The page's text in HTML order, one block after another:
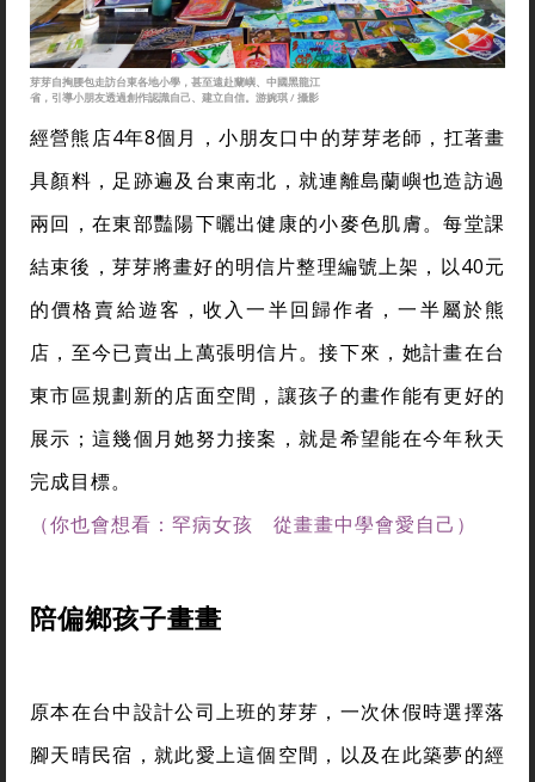
芽芽自掏腰包走訪台東各地小學，甚至遠赴蘭嶼、中國黑龍江
省，引導小朋友透過創作認識自己、建立自信。游婉琪 / 攝影
經營熊店4年8個月，小朋友口中的芽芽老師，扛著畫
具顏料，足跡遍及台東南北，就連離島蘭嶼也造訪過
兩回，在東部豔陽下曬出健康的小麥色肌膚。每堂課
結束後，芽芽將畫好的明信片整理編號上架，以40元
的價格賣給遊客，收入一半回歸作者，一半屬於熊
店，至今已賣出上萬張明信片。接下來，她計畫在台
東市區規劃新的店面空間，讓孩子的畫作能有更好的
展示；這幾個月她努力接案，就是希望能在今年秋天
完成目標。
（你也會想看：罕病女孩 從畫畫中學會愛自己）
陪偏鄉孩子畫畫
原本在台中設計公司上班的芽芽，一次休假時選擇落
腳天晴民宿，就此愛上這個空間，以及在此築夢的經